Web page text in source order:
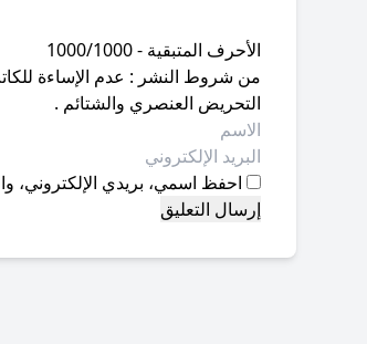
الأحرف المتبقية - 1000/1000
من شروط النشر : عدم الإساءة
التحريض العنصري والشتائم .
احفظ اسمي، بريدي الإلكتروني،